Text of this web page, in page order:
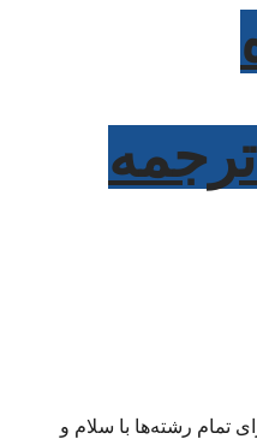
تمام رشته‌ها با سلام و